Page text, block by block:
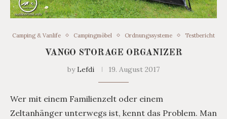
Camping & Vanlife Campingmöbel Ordnungssysteme Testbericht
VANGO STORAGE ORGANIZER
byLefdi 19. August 2017
Wer mit einem Familienzelt oder einem
Zeltanhänger unterwegs ist, kennt das Problem. Man